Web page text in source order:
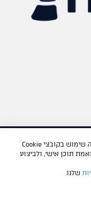
Tesla
BYD
Dongfeng
אנו מכבדים את פרטיותכם – לידיעתכם, אתר זה עושה שימוש בקובצי Cookie
תוכן אישי, ולביצוע
שלנו.